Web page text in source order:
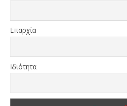
Επαρχία
Ιδιότητα